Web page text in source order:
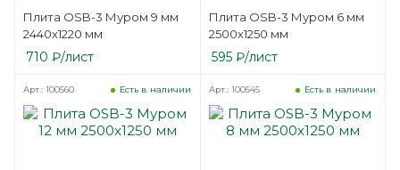
Плита OSB-3 Муром 9 мм
2440х1220 мм
710 ₽/лист
Плита OSB-3 Муром 6 мм
2500х1250 мм
595₽/лист
Есть в наличии
Арт.: 100560 Есть в наличии
Арт.: 100545